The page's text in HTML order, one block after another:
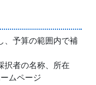
、予算の範囲内で補
択者の名称、所在
ムページ